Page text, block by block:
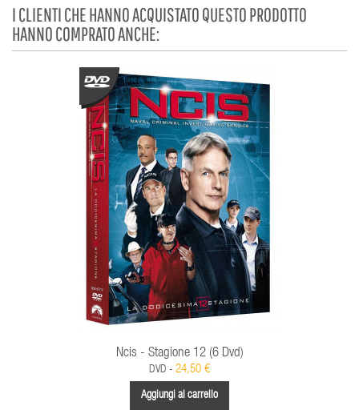
I CLIENTI CHE HANNO ACQUISTATO QUESTO PRODOTTO
HANNO COMPRATO ANCHE:
Ncis - Stagione 12 (6 Dvd)
DVD - 24,50 €
Aggiungi al carrello